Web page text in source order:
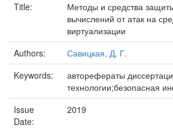
Title:
Методы и средства
вычислений от атак на
виртуализации
Authors:
Савицкая, Д. Г.
Keywords:
авторефераты
технологии;безопасная
Issue
Date:
2019